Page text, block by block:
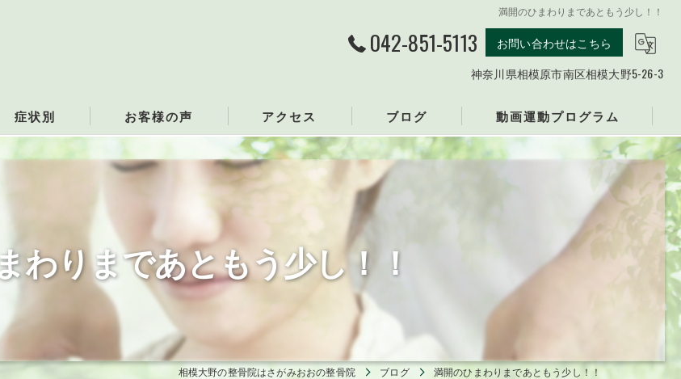
満開のひまわりまであともう少し！！
042-851-5113
お問い合わせはこちら
神奈川県相模原市南区相模大野5-26-3
症状別
寝違え
肩こり
五十肩・四十肩
痛
腰の痛み
ぎっくり腰
お客様の声 アクセス
さがみおおの整骨院
ブログ 動画運動プログラム
わりまであともう少し！！
相模大野の整骨院はさがみおおの整骨院 ブログ 満開のひまわりまであともう少し！！